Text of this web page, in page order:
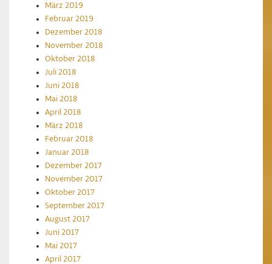
März 2019
Februar 2019
Dezember 2018
November 2018
Oktober 2018
Juli 2018
Juni 2018
Mai 2018
April 2018
März 2018
Februar 2018
Januar 2018
Dezember 2017
November 2017
Oktober 2017
September 2017
August 2017
Juni 2017
Mai 2017
April 2017